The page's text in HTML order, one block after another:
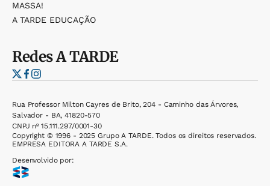
MASSA!
A TARDE EDUCAÇÃO
RedesA TARDE
Rua Professor Milton Cayres de Brito, 204 - Caminho das Árvores,
Salvador - BA, 41820-570
CNPJ nº 15.111.297/0001-30
Copyright © 1996 - 2025 Grupo A TARDE. Todos os direitos reservados.
EMPRESA EDITORA A TARDE S.A.
Desenvolvido por: